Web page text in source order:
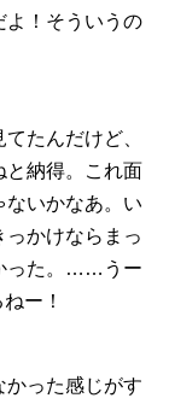
よ！そういうの
たんだけど、
と納得。これ面
ないかなあ。い
っかけならまっ
った。……うー
ー！
かった感じがす